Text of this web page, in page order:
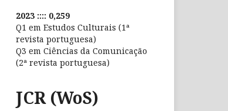
2023 :::: 0,259
Q1 em Estudos Culturais (1ª
revista portuguesa)
Q3 em Ciências da Comunicação
(2ª revista portuguesa)
JCR (WoS)